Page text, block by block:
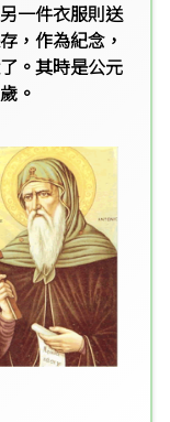
一件衣服則送
，作為紀念，
。其時是公元
。